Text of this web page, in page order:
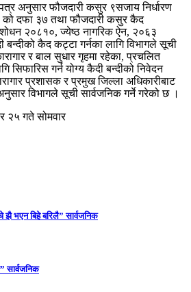
अनुसार फौजदारी कसुर ९सजाय निर्धारण
को दफा ३७ तथा फौजदारी कसुर कैद
२०८१०, ज्येष्ठ नागरिक ऐन, २०६३
बन्दीको कैद कट्टा गर्नका लागि विभागले सूची
र बाल सुधार गृहमा रहेका, प्रचलित
सिफारिस गर्न योग्य कैदी बन्दीको निवेदन
प्रशासक र प्रमुख जिल्ला अधिकारीबाट
विभागले सूची सार्वजनिक गर्ने गरेको छ ।
२५ गते सोमवार
झै भएन बिहे बरिलै” सार्वजनिक
सार्वजनिक